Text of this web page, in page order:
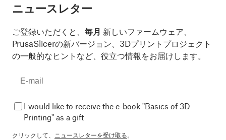
ニュースレター
ご登録いただくと、 毎月 新しいファームウェア、
PrusaSlicerの新バージョン、3Dプリントプロジェクト
の一般的なヒントなど、役立つ情報をお届けします。
I would like to receive the e-book "Basics of 3D
Printing" as a gift
クリックして、 ニュースレターを受け取る。